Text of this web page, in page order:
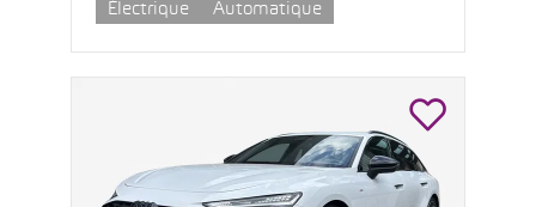
Électrique Automatique